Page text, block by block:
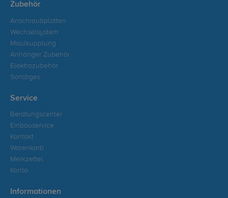
Zubehör
Anschraubplatten
Wechselsystem
Maulkupplung
Anhänger Zubehör
Elektrozubehör
Sonstiges
Service
Beratungscenter
Einbauservice
Kontakt
Warenkorb
Merkzettel
Konto
Informationen